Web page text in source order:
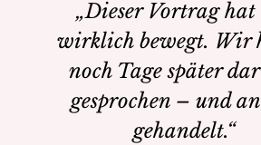
„Dieser Vortrag hat
wirklich bewegt. Wir
noch Tage später
gesprochen – und
gehandelt.“